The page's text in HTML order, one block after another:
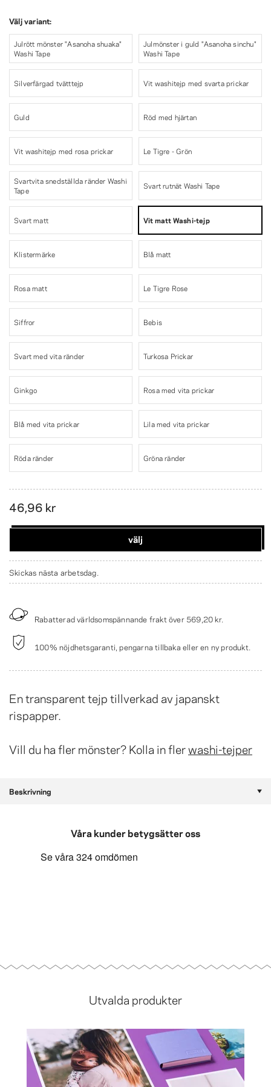
En transparent tejp tillverkad av japanskt
rispapper.
Vill du ha fler mönster? Kolla in flerwashi-tejper
Välj variant:
Julrött mönster "Asanoha shuaka"
Washi Tape
Julmönster i guld "Asanoha sinchu"
Washi Tape
Silverfärgad tvätttejp Vit washitejp med svarta prickar
Guld Röd med hjärtan
Vit washitejp med rosa prickar Le Tigre - Grön
Svartvita snedställda ränder Washi
Tape
Svart rutnät Washi Tape
Svart matt Vit matt Washi-tejp
Klistermärke Blå matt
Rosa matt Le Tigre Rose
Siffror Bebis
Svart med vita ränder Turkosa Prickar
Ginkgo Rosa med vita prickar
Blå med vita prickar Lila med vita prickar
Röda ränder Gröna ränder
46,96 kr
välj
Skickas nästa arbetsdag.
Rabatterad världsomspännande frakt över 569,20 kr.
100% nöjdhetsgaranti, pengarna tillbaka eller en ny produkt.
Beskrivning
Våra kunder betygsätter oss
Utvalda produkter